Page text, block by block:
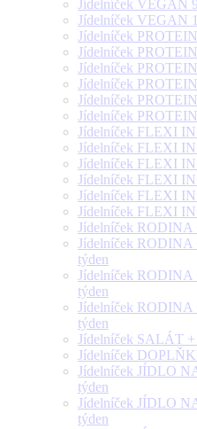
Jídelníček VEGAN
Jídelníček VEGAN
Jídelníček
Jídelníček
Jídelníček
Jídelníček
Jídelníček
Jídelníček
Jídelníček FLEXI IN
Jídelníček FLEXI IN
Jídelníček FLEXI IN
Jídelníček FLEXI IN
Jídelníček FLEXI IN
Jídelníček FLEXI IN
Jídelníček RODINA
Jídelníček RODINA
týden
Jídelníček RODINA
týden
Jídelníček RODINA
týden
Jídelníček SALÁT +
Jídelníček
Jídelníček JÍDLO
týden
Jídelníček JÍDLO
týden